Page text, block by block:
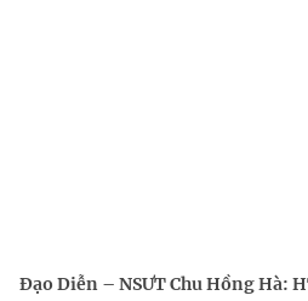
Đạo Diễn – NSƯT Chu Hồng Hà: